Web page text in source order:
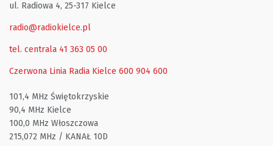
ul. Radiowa 4, 25-317 Kielce
radio@radiokielce.pl
tel. centrala 41 363 05 00
Czerwona Linia Radia Kielce 600 904 600
101,4 MHz Świętokrzyskie
90,4 MHz Kielce
100,0 MHz Włoszczowa
215,072 MHz / KANAŁ 10D